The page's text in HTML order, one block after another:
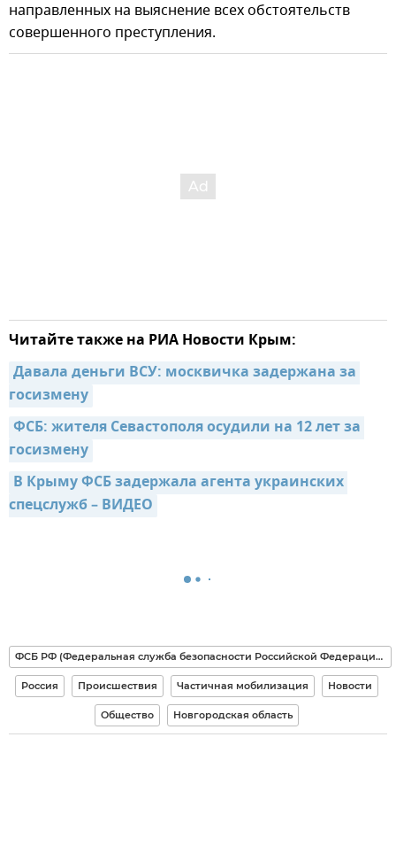
направленных на выяснение всех обстоятельств
совершенного преступления.
Читайте также на РИА Новости Крым:
Давала деньги ВСУ: москвичка задержана за
госизмену
ФСБ: жителя Севастополя осудили на 12 лет за
госизмену
В Крыму ФСБ задержала агента украинских
спецслужб – ВИДЕО
ФСБ РФ (Федеральная служба безопасности Российской Федерации)
Россия Происшествия Частичная мобилизация Новости
Общество Новгородская область